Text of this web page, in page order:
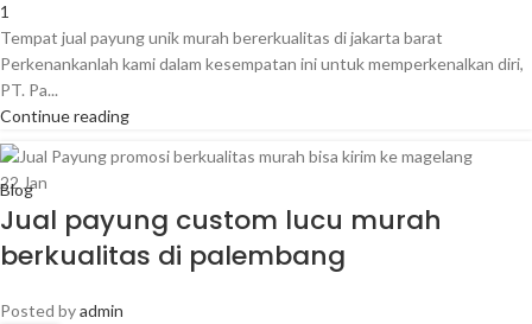
1
Tempat jual payung unik murah bererkualitas di jakarta barat
Perkenankanlah kami dalam kesempatan ini untuk memperkenalkan diri,
PT. Pa...
Continue reading
22 Jan
Blog
Jual payung custom lucu murah
berkualitas di palembang
Posted byadmin